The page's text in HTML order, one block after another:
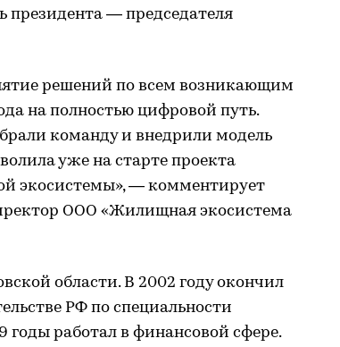
президента — председателя
решений по всем возникающим
на полностью цифровой путь.
команду и внедрили модель
уже на старте проекта
экосистемы», — комментирует
ООО «Жилищная экосистема
области. В 2002 году окончил
РФ по специальности
годы работал в финансовой сфере.